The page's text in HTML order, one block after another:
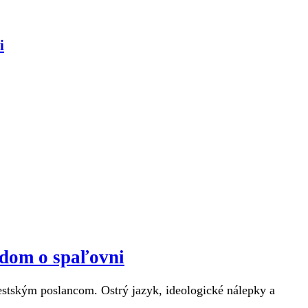
o spaľovni
poslancom. Ostrý jazyk, ideologické nálepky a